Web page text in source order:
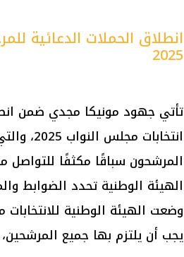
انطلاق الحملات الدعائية
2025
تأتي جهود مونيكا مجدي ضمن
المرشحون سباقًا مكثفًا للتواصل
الهيئة الوطنية تحدد الضوابط
وضعت الهيئة الوطنية
يجب أن يلتزم بها جميع